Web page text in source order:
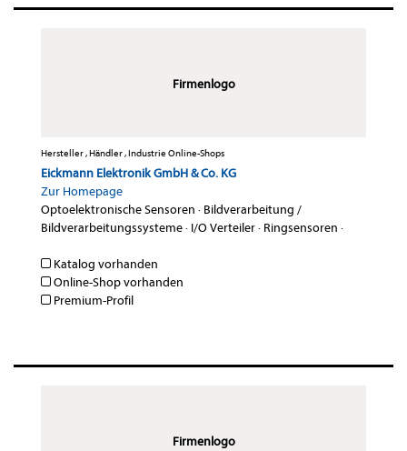
Firmenlogo
Hersteller , Händler , Industrie Online-Shops
Eickmann Elektronik GmbH & Co. KG
Zur Homepage
Optoelektronische Sensoren · Bildverarbeitung /
Bildverarbeitungssysteme· I/O Verteiler· Ringsensoren ·
Katalog vorhanden
Online-Shop vorhanden
Premium-Profil
Firmenlogo